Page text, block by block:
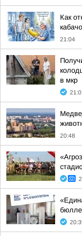
Как
21:04
в мкр
20:48